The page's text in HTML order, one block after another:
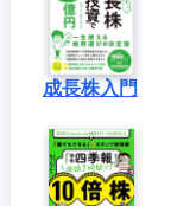
成長株入門